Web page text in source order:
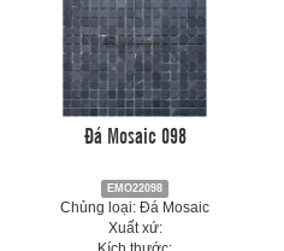
Đá Mosaic 098
EMO22098
Chủng loại: Đá Mosaic
Xuất xứ: